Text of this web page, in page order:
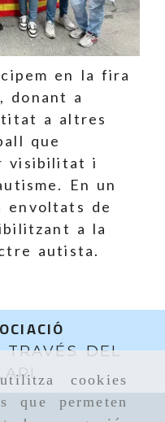
cookies
que permeten
en la fira
donant a
a altres
que
visibilitat i
En un
envoltats de
a la
autista.
TRAVÉS DEL